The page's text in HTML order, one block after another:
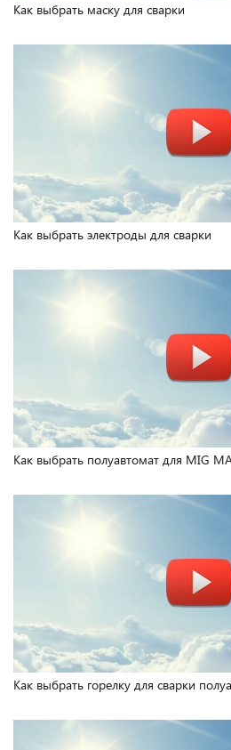
Как выбрать маску для сварки
Как выбрать электроды для сварки
Как выбрать полуавтомат для MIG
Как выбрать горелку для сварки